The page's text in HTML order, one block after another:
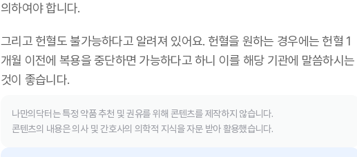
의하여야 합니다.
그리고 헌혈도 불가능하다고 알려져 있어요. 헌혈을 원하는 경우에는 헌혈 1
개월 이전에 복용을 중단하면 가능하다고 하니 이를 해당 기관에 말씀하시는
것이 좋습니다.
나만의닥터는 특정 약품 추천 및 권유를 위해 콘텐츠를 제작하지 않습니다.
콘텐츠의 내용은 의사 및 간호사의 의학적 지식을 자문 받아 활용했습니다.